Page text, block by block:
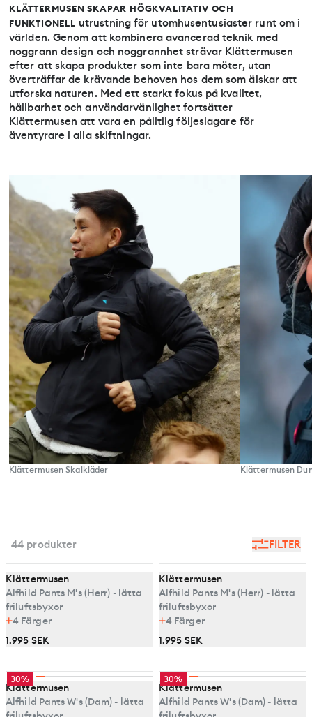
KLÄTTERMUSEN SKAPAR HÖGKVALITATIV OCH
FUNKTIONELL utrustning för utomhusentusiaster runt om i
världen. Genom att kombinera avancerad teknik med
noggrann design och noggrannhet strävar Klättermusen
efter att skapa produkter som inte bara möter, utan
överträffar de krävande behoven hos dem som älskar att
utforska naturen. Med ett starkt fokus på kvalitet,
hållbarhet och användarvänlighet fortsätter
Klättermusen att vara en pålitlig följeslagare för
äventyrare i alla skiftningar.
Klättermusen Skalkläder Klättermusen
FILTER
44 produkter
Klättermusen
Alfhild Pants M's (Herr) - lätta
friluftsbyxor
4 Färger
1.995 SEK
Klättermusen
Alfhild Pants M's (Herr) - lätta
friluftsbyxor
4 Färger
1.995 SEK
30%
Klättermusen
Alfhild Pants W's (Dam) - lätta
30%
Klättermusen
Alfhild Pants W's (Dam) - lätta